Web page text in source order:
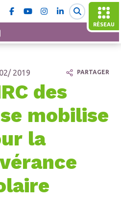
RÉSEAU
2019
des
mobilise
la
PARTAGER